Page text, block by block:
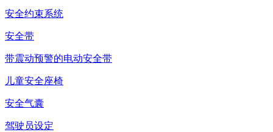
安全约束系统
安全带
带震动预警的电动安全带
儿童安全座椅
安全气囊
驾驶员设定